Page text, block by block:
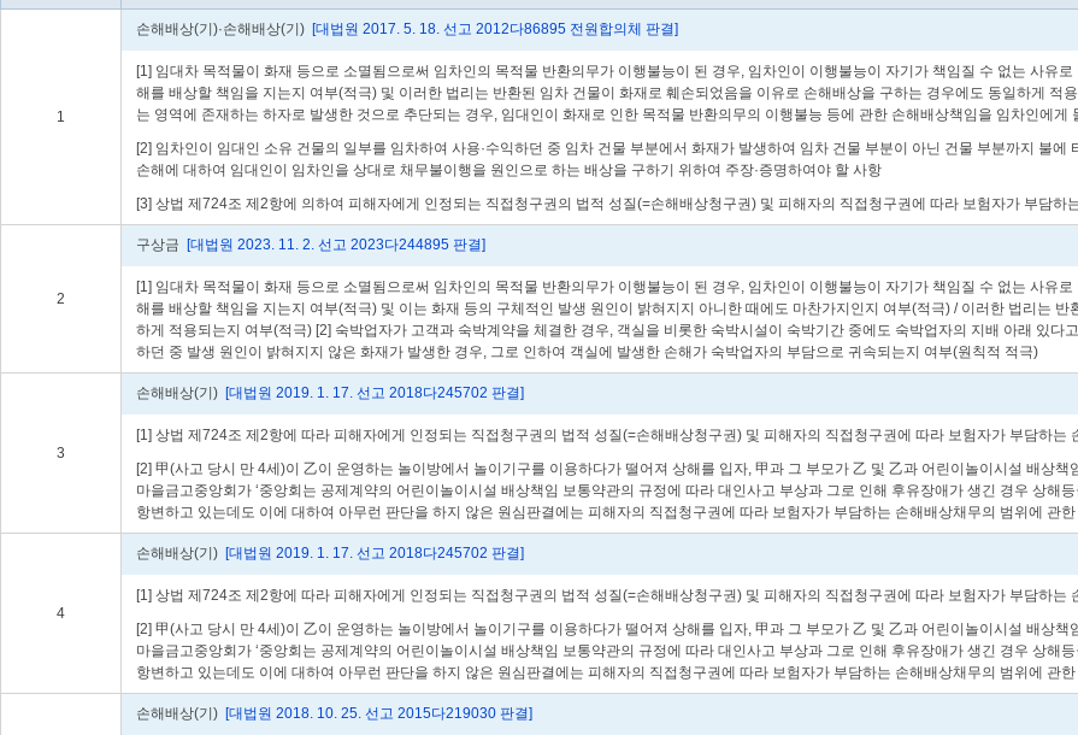
1
손해배상(기)·손해배상(기) [대법원 2017. 5. 18. 선고 2012다86895 전원합의체 판결]
[1] 임대차 목적물이 화재 등으로 소멸됨으로써 임차인의 목적물 반환의무가 이행불능이 된 경우, 임차인이 이행불능이 자기가 책임질 수 없는 사유
해를 배상할 책임을 지는지 여부(적극) 및 이러한 법리는 반환된 임차 건물이 화재로 훼손되었음을 이유로 손해배상을 구하는 경우에도 동일하게 적
는 영역에 존재하는 하자로 발생한 것으로 추단되는 경우, 임대인이 화재로 인한 목적물 반환의무의 이행불능 등에 관한 손해배상책임을 임차인에게
[2] 임차인이 임대인 소유 건물의 일부를 임차하여 사용·수익하던 중 임차 건물 부분에서 화재가 발생하여 임차 건물 부분이 아닌 건물 부분까지 불
손해에 대하여 임대인이 임차인을 상대로 채무불이행을 원인으로 하는 배상을 구하기 위하여 주장·증명하여야 할 사항
[3] 상법 제724조 제2항에 의하여 피해자에게 인정되는 직접청구권의 법적 성질(=손해배상청구권) 및 피해자의 직접청구권에 따라 보험자가 부담하
2
구상금 [대법원 2023. 11. 2. 선고 2023다244895 판결]
[1] 임대차 목적물이 화재 등으로 소멸됨으로써 임차인의 목적물 반환의무가 이행불능이 된 경우, 임차인이 이행불능이 자기가 책임질 수 없는 사유
해를 배상할 책임을 지는지 여부(적극) 및 이는 화재 등의 구체적인 발생 원인이 밝혀지지 아니한 때에도 마찬가지인지 여부(적극) / 이러한 법리는
하게 적용되는지 여부(적극) [2] 숙박업자가 고객과 숙박계약을 체결한 경우, 객실을 비롯한 숙박시설이 숙박기간 중에도 숙박업자의 지배 아래 있다
하던 중 발생 원인이 밝혀지지 않은 화재가 발생한 경우, 그로 인하여 객실에 발생한 손해가 숙박업자의 부담으로 귀속되는지 여부(원칙적 적극)
3
손해배상(기) [대법원 2019. 1. 17. 선고 2018다245702 판결]
[1] 상법 제724조 제2항에 따라 피해자에게 인정되는 직접청구권의 법적 성질(=손해배상청구권) 및 피해자의 직접청구권에 따라 보험자가 부담하는
[2] 甲(사고 당시 만 4세)이 乙이 운영하는 놀이방에서 놀이기구를 이용하다가 떨어져 상해를 입자, 甲과 그 부모가 乙 및 乙과 어린이놀이시설 배상
마을금고중앙회가 ‘중앙회는 공제계약의 어린이놀이시설 배상책임 보통약관의 규정에 따라 대인사고 부상과 그로 인해 후유장애가 생긴 경우 상해
항변하고 있는데도 이에 대하여 아무런 판단을 하지 않은 원심판결에는 피해자의 직접청구권에 따라 보험자가 부담하는 손해배상채무의 범위에 관
4
손해배상(기) [대법원 2019. 1. 17. 선고 2018다245702 판결]
[1] 상법 제724조 제2항에 따라 피해자에게 인정되는 직접청구권의 법적 성질(=손해배상청구권) 및 피해자의 직접청구권에 따라 보험자가 부담하는
[2] 甲(사고 당시 만 4세)이 乙이 운영하는 놀이방에서 놀이기구를 이용하다가 떨어져 상해를 입자, 甲과 그 부모가 乙 및 乙과 어린이놀이시설 배상
마을금고중앙회가 ‘중앙회는 공제계약의 어린이놀이시설 배상책임 보통약관의 규정에 따라 대인사고 부상과 그로 인해 후유장애가 생긴 경우 상해
항변하고 있는데도 이에 대하여 아무런 판단을 하지 않은 원심판결에는 피해자의 직접청구권에 따라 보험자가 부담하는 손해배상채무의 범위에 관
손해배상(기) [대법원 2018. 10. 25. 선고 2015다219030 판결]